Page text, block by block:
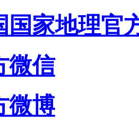
国家地理官
微信
微博